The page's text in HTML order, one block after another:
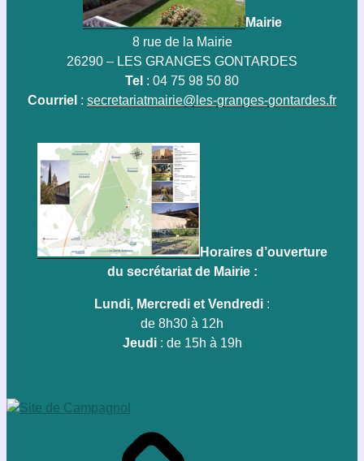
Mairie
8 rue de la Mairie
26290 – LES GRANGES GONTARDES
Tel : 04 75 98 50 80
Courriel : secretariatmairie@les-granges-gontardes.fr
Horaires d’ouverture
du secrétariat de Mairie :
Lundi, Mercredi et Vendredi :
de 8h30 à 12h
Jeudi: de 15h à 19h